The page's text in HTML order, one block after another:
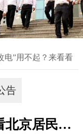
电”用不起？来看看
告
“煤改电”用不起？来看看北京居民怎么说